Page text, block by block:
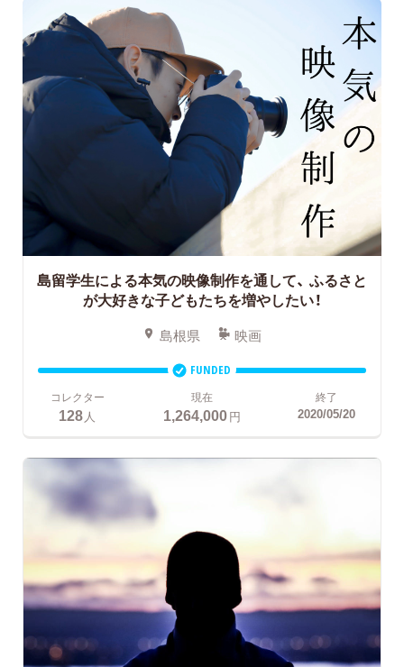
島留学生による本気の映像制作を通して、 ふるさと
が大好きな子どもたちを増やしたい！
島根県 映画
FUNDED
コレクター
128 人
現在
1,264,000円
終了
2020/05/20